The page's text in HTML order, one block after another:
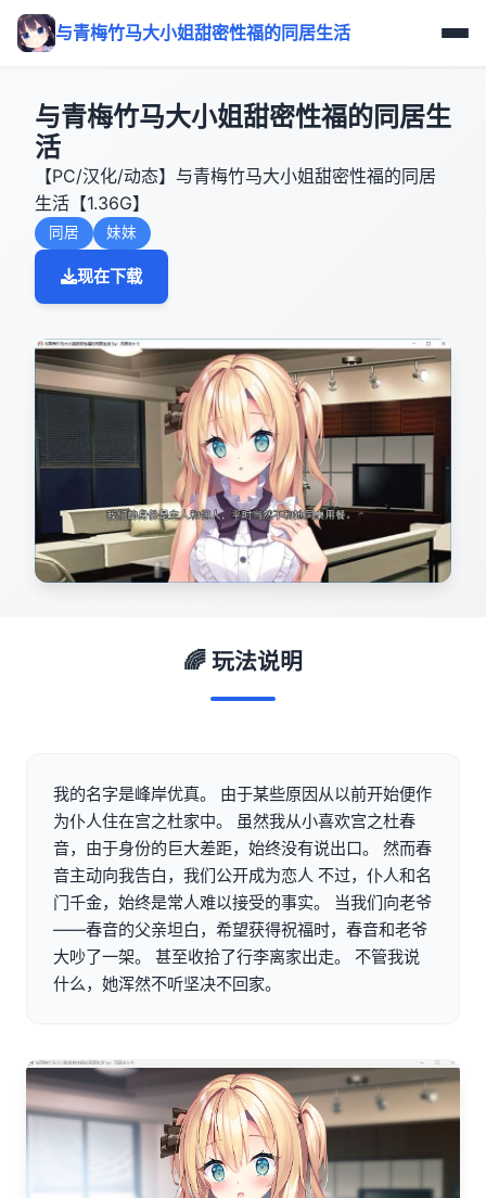
与青梅竹马大小姐甜密性福的同居生活
与青梅竹马大小姐甜密性福的同居生
活
【PC/汉化/动态】与青梅竹马大小姐甜密性福的同居
生活【1.36G】
同居 妹妹
现在下载
🌈 玩法说明
我的名字是峰岸优真。 由于某些原因从以前开始便作
为仆人住在宫之杜家中。 虽然我从小喜欢宫之杜春
音，由于身份的巨大差距，始终没有说出口。 然而春
音主动向我告白，我们公开成为恋人 不过，仆人和名
门千金，始终是常人难以接受的事实。 当我们向老爷
——春音的父亲坦白，希望获得祝福时，春音和老爷
大吵了一架。 甚至收拾了行李离家出走。 不管我说
什么，她浑然不听坚决不回家。